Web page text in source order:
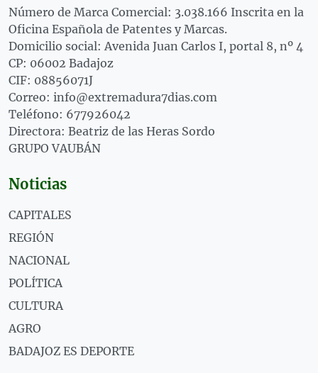
Número de Marca Comercial: 3.038.166 Inscrita en la
Oficina Española de Patentes y Marcas.
Domicilio social: Avenida Juan Carlos I, portal 8, nº 4
CP: 06002 Badajoz
CIF: 08856071J
Correo: info@extremadura7dias.com
Teléfono: 677926042
Directora: Beatriz de las Heras Sordo
GRUPO VAUBÁN
Noticias
CAPITALES
REGIÓN
NACIONAL
POLÍTICA
CULTURA
AGRO
BADAJOZ ES DEPORTE